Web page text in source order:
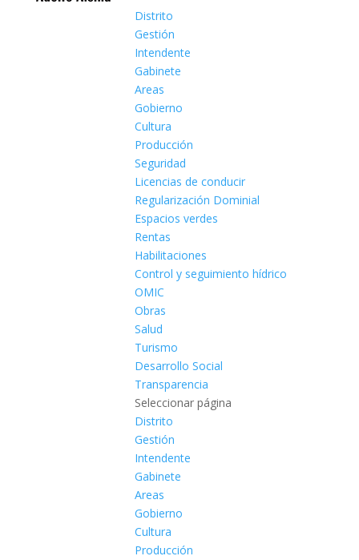
Distrito
Gestión
Intendente
Gabinete
Areas
Gobierno
Cultura
Producción
Seguridad
Licencias de conducir
Regularización Dominial
Espacios verdes
Rentas
Habilitaciones
Control y seguimiento hídrico
OMIC
Obras
Salud
Turismo
Desarrollo Social
Transparencia
Seleccionar página
Distrito
Gestión
Intendente
Gabinete
Areas
Gobierno
Cultura
Producción